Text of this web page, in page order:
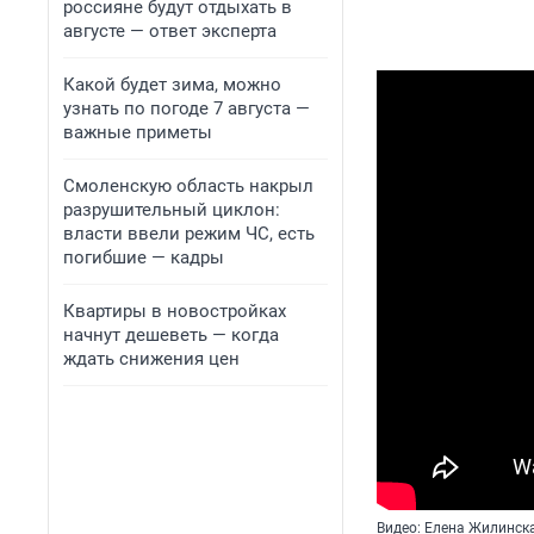
россияне будут отдыхать в
августе — ответ эксперта
Какой будет зима, можно
узнать по погоде 7 августа —
важные приметы
Смоленскую область накрыл
разрушительный циклон:
власти ввели режим ЧС, есть
погибшие — кадры
Квартиры в новостройках
начнут дешеветь — когда
ждать снижения цен
Видео: Елена